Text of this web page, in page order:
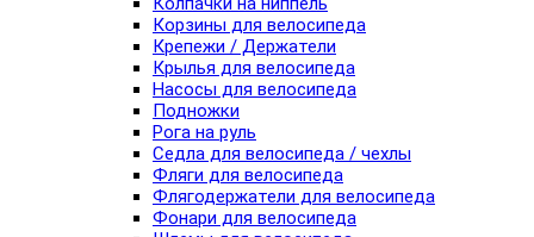
Корзины для велосипеда
Крепежи / Держатели
Крылья для велосипеда
Насосы для велосипеда
Подножки
Рога на руль
Седла для велосипеда / чехлы
Фляги для велосипеда
Флягодержатели для велосипеда
Фонари для велосипеда